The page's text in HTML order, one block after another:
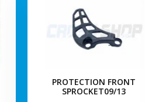
PROTECTION FRONT
SPROCKET09/13